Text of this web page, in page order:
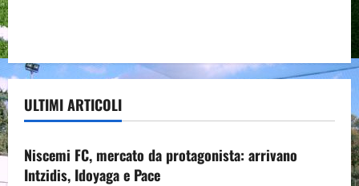
ULTIMI ARTICOLI
Senza categoria
Niscemi FC, mercato da protagonista: arrivano
Intzidis, Idoyaga e Pace